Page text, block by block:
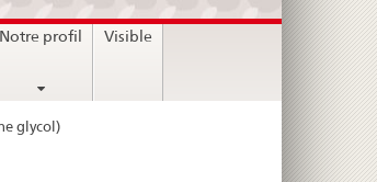
Notre profil Visible
glycol)